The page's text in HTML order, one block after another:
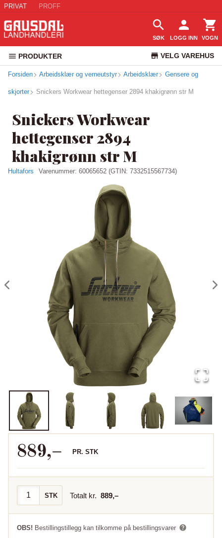
PRIVAT PROFF
SØK LOGG INN VOGN
PRODUKTER VELG VAREHUS
KUNDESERVICE
Forsiden Arbeidsklær og verneutstyr Arbeidsklær Gensere og
skjorter Snickers Workwear hettegenser 2894 khakigrønn str M
Snickers Workwear
hettegenser 2894
khakigrønn str M
Hultafors Varenummer: 60065652 (GTIN: 7332515567734)
889,– PR. STK
STK Totalt kr. 889,–
OBS! Bestillingstillegg kan tilkomme på bestillingsvarer